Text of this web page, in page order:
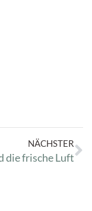
NÄCHSTER
die frische Luft